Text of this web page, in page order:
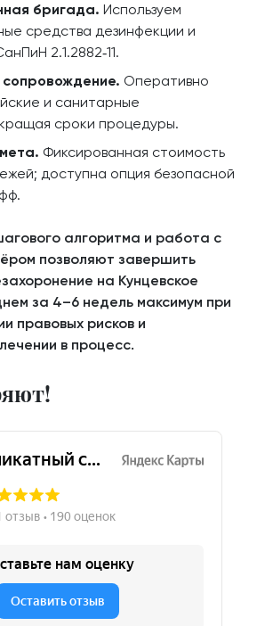
бригада. Используем
средства дезинфекции и
2.1.2882‑11.
Оперативно
и санитарные
сроки процедуры.
Фиксированная стоимость
доступна опция безопасной
алгоритма и работа с
позволяют завершить
на Кунцевское
за 4–6 недель максимум при
правовых рисков и
в процесс.